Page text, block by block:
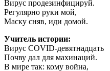
Вирус продезинфицируй.
Регулярно руки мой,
Маску сняв, иди домой.
Учитель истории:
Вирус COVID-девятнадцать
Почву дал для махинаций.
В мире так: кому война,